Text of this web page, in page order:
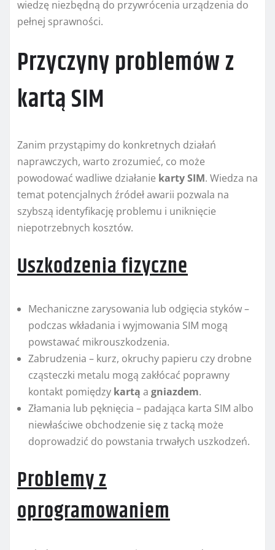
wiedzę niezbędną do przywrócenia urządzenia do
pełnej sprawności.
Przyczyny problemów z
kartą SIM
Zanim przystąpimy do konkretnych działań
naprawczych, warto zrozumieć, co może
powodować wadliwe działanie karty SIM. Wiedza na
temat potencjalnych źródeł awarii pozwala na
szybszą identyfikację problemu i uniknięcie
niepotrzebnych kosztów.
Uszkodzenia fizyczne
Mechaniczne zarysowania lub odgięcia styków –
podczas wkładania i wyjmowania SIM mogą
powstawać mikrouszkodzenia.
Zabrudzenia – kurz, okruchy papieru czy drobne
cząsteczki metalu mogą zakłócać poprawny
kontakt pomiędzy kartą a gniazdem.
Złamania lub pęknięcia – padająca karta SIM albo
niewłaściwe obchodzenie się z tacką może
doprowadzić do powstania trwałych uszkodzeń.
Problemy z
oprogramowaniem